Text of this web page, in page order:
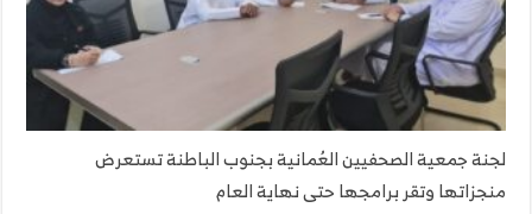
لجنة جمعية الصحفيين العُمانية بجنوب الباطنة تستعرض
منجزاتها وتقر برامجها حتى نهاية العام